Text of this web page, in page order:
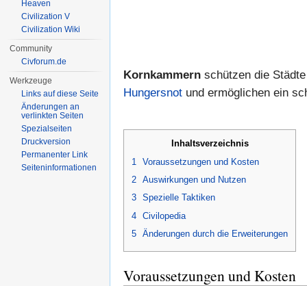
Kornkammern schützen die
Hungersnot und ermöglichen ein
Inhaltsverzeichnis
1
Voraussetzungen und Kosten
2 Auswirkungen und Nutzen
3 Spezielle Taktiken
4 Civilopedia
5 Änderungen durch die Erweiterungen
Voraussetzungen und Kosten
Heaven
Civilization V
Civilization Wiki
Community
Civforum.de
Werkzeuge
Links auf diese Seite
Änderungen an
verlinkten Seiten
Spezialseiten
Druckversion
Permanenter Link
Seiten­informationen